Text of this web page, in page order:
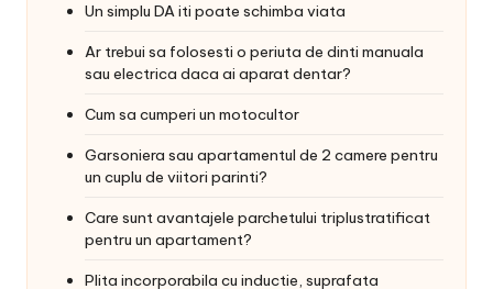
Un simplu DA iti poate schimba viata
Ar trebui sa folosesti o periuta de dinti manuala
sau electrica daca ai aparat dentar?
Cum sa cumperi un motocultor
Garsoniera sau apartamentul de 2 camere pentru
un cuplu de viitori parinti?
Care sunt avantajele parchetului triplustratificat
pentru un apartament?
Plita incorporabila cu inductie, suprafata